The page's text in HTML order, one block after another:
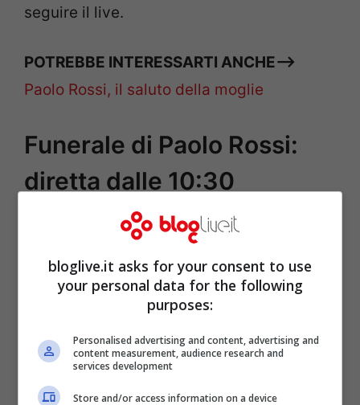
seguire il live.
POTREBBE INTERESSARTI ANCHE–>
Paolo Rossi, il saluto della moglie
Funerale di Paolo Rossi:
diretta dalle 10:30
bloglive.it asks for your consent to use
your personal data for the following
purposes:
Personalised advertising and content, advertising and
content measurement, audience research and
services development
Store and/or access information on a device